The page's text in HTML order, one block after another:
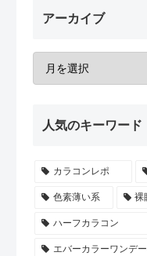
アーカイブ
人気のキーワード
カラコンレポ
色素薄い系 裸
ハーフカラコン
エバーカラーワンデ